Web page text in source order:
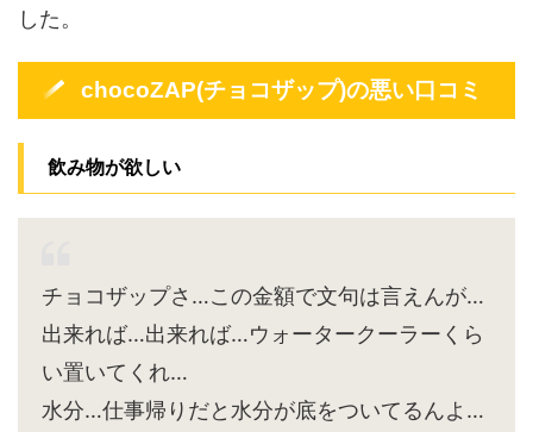
した。
chocoZAP(チョコザップ)の悪い口コミ
飲み物が欲しい
チョコザップさ…この金額で文句は言えんが…
出来れば…出来れば…ウォータークーラーくら
い置いてくれ…
水分…仕事帰りだと水分が底をついてるんよ…